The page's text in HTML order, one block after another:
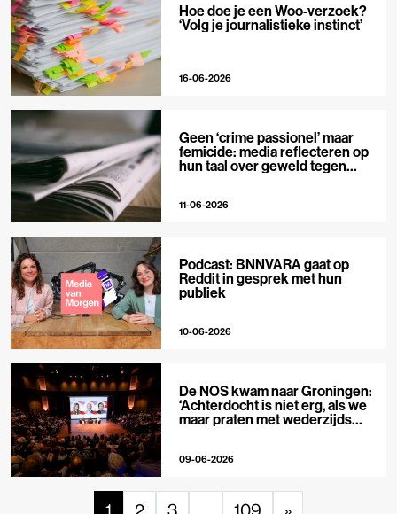
Hoe doe je een Woo-verzoek?
‘Volg je journalistieke instinct’
16-06-2026
Geen ‘crime passionel’ maar
femicide: media reflecteren op
hun taal over geweld tegen
11-06-2026
Podcast: BNNVARA gaat op
Reddit in gesprek met hun
publiek
10-06-2026
De NOS kwam naar Groningen:
‘Achterdocht is niet erg, als we
maar praten met wederzijds
09-06-2026